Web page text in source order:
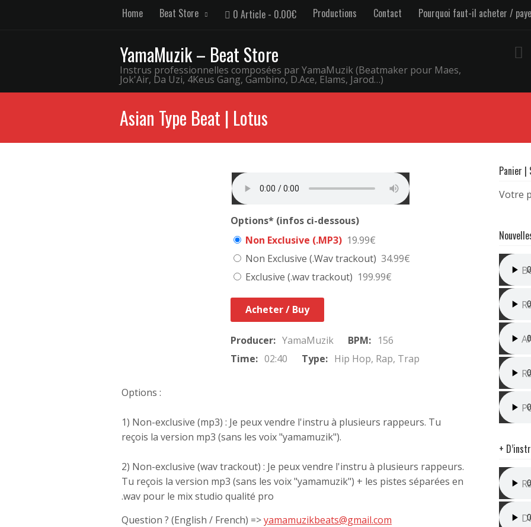
Home Beat Store 0 Article 0.00€ Productions Contact Pourquoi faut-il acheter /
YamaMuzik – Beat Store
Instrus professionnelles composées par YamaMuzik (Beatmaker pour Maes,
Jok'Air, Da Uzi, 4Keus Gang, Gambino, D.Ace, Elams, Jarod…)
Asian Type Beat | Lotus
Options* (infos ci-dessous)
Non Exclusive (.MP3) 19.99€
Non Exclusive (.Wav trackout) 34.99€
Exclusive (.wav trackout) 199.99€
Acheter / Buy
Producer: YamaMuzik BPM: 156
Time: 02:40 Type: Hip Hop, Rap, Trap
Options :
1) Non-exclusive (mp3) : Je peux vendre l'instru à plusieurs rappeurs. Tu
reçois la version mp3 (sans les voix "yamamuzik").
2) Non-exclusive (wav trackout) : Je peux vendre l'instru à plusieurs rappeurs.
Tu reçois la version mp3 (sans les voix "yamamuzik") + les pistes séparées en
.wav pour le mix studio qualité pro
Question ? (English / French) =>yamamuzikbeats@gmail.com
Panier |
Votre
+